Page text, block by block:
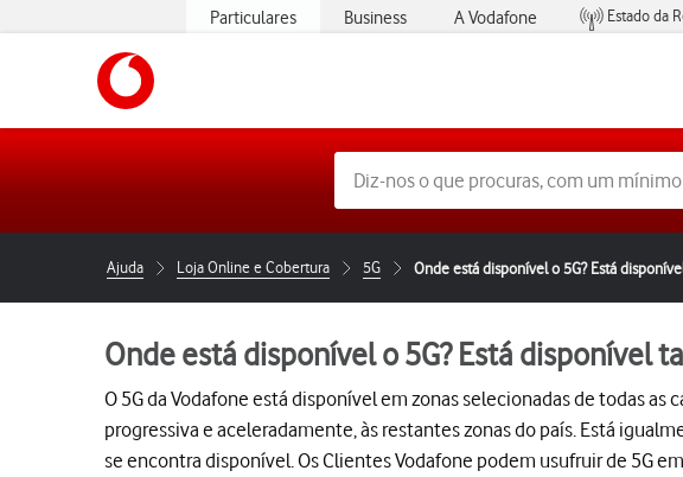
Particulares Business A Vodafone
Estado da
Ajuda Loja Online e Cobertura 5G Onde está disponível o 5G? Está
Onde está disponível o 5G? Está disponível
O 5G da Vodafone está disponível em zonas selecionadas de todas
progressiva e aceleradamente, às restantes zonas do país. Está
se encontra disponível. Os Clientes Vodafone podem usufruir de 5G